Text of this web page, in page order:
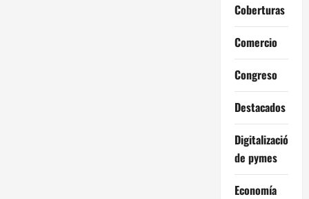
Coberturas
Comercio
Congreso
Destacados
Digitalización
de pymes
Economía